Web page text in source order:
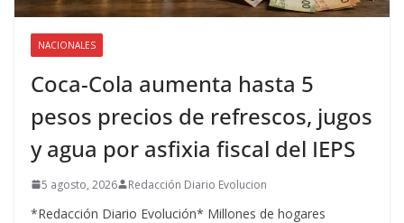
NACIONALES
Coca-Cola aumenta hasta 5
pesos precios de refrescos, jugos
y agua por asfixia fiscal del IEPS
5 agosto, 2026 Redacción Diario Evolucion
*Redacción Diario Evolución* Millones de hogares